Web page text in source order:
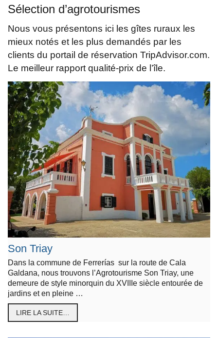
Sélection d’agrotourismes
Nous vous présentons ici les gîtes ruraux les
mieux notés et les plus demandés par les
clients du portail de réservation TripAdvisor.com.
Le meilleur rapport qualité-prix de l’île.
Son Triay
Dans la commune de Ferrerías sur la route de Cala
Galdana, nous trouvons l’Agrotourisme Son Triay, une
demeure de style minorquin du XVIIIe siècle entourée de
jardins et en pleine …
LIRE LA SUITE…